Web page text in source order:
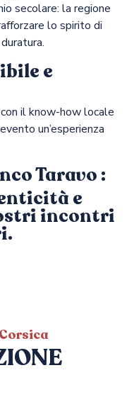
secolare: la regione
lo spirito di
e
il know-how locale
un’esperienza
Taravo :
e
incontri